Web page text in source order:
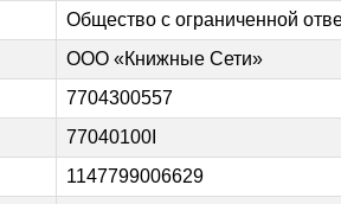
Общество с ограниченной
ООО «Книжные Сети»
7704300557
77040100I
1147799006629